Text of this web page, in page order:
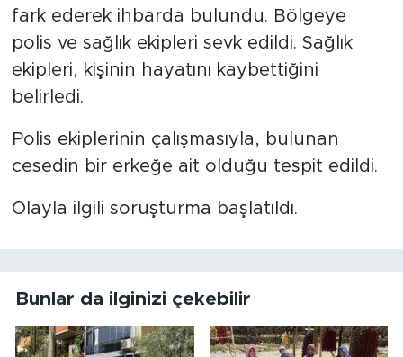
fark ederek ihbarda bulundu. Bölgeye
polis ve sağlık ekipleri sevk edildi. Sağlık
ekipleri, kişinin hayatını kaybettiğini
belirledi.
Polis ekiplerinin çalışmasıyla, bulunan
cesedin bir erkeğe ait olduğu tespit edildi.
Olayla ilgili soruşturma başlatıldı.
Bunlar da ilginizi çekebilir